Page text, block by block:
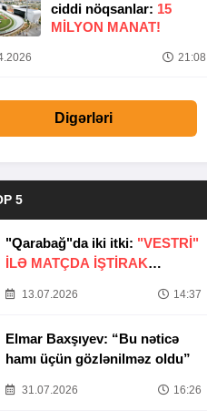
ciddi nöqsanlar: 15
MILYON MANAT!
21:08
Digərləri
5
"Qarabağ"da iki itki: "VESTRİ"
İLƏ MATÇDA İŞTİRAK
13.07.2026 14:37
Elmar Baxşıyev: “Bu nəticə
hamı üçün gözlənilməz oldu”
31.07.2026 16:26